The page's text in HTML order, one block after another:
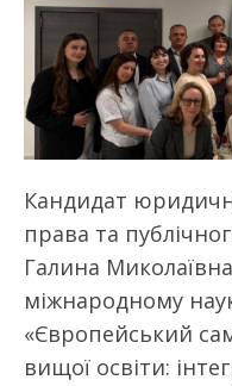
Кандидат
права та
Галина
міжнародному
«Європейський
вищої освіти: